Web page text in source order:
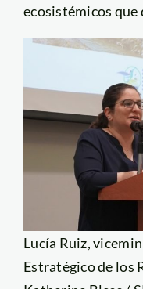
ecosistémicos que
Lucía Ruiz,
Estratégico de los